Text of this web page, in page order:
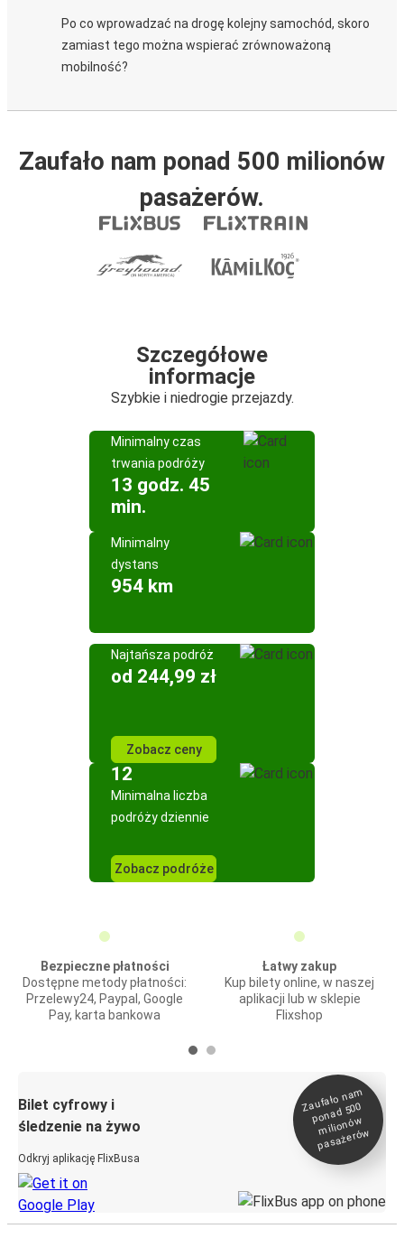
Po co wprowadzać na drogę kolejny samochód, skoro
zamiast tego można wspierać zrównoważoną
mobilność?
Zaufało nam ponad 500 milionów
pasażerów.
Szczegółowe
informacje
Szybkie i niedrogie przejazdy.
Minimalny czas
trwania podróży
13 godz. 45
min.
Minimalny
dystans
954 km
Najtańsza podróż
od 244,99 zł
Zobacz ceny
12
Minimalna liczba
podróży dziennie
Zobacz podróże
Bezpieczne płatności
Dostępne metody płatności:
Przelewy24, Paypal, Google
Pay, karta bankowa
Łatwy zakup
Kup bilety online, w naszej
aplikacji lub w sklepie
Flixshop
Bilet cyfrowy i
śledzenie na żywo
Odkryj aplikację FlixBusa
Zaufało na
m
ponad 500
milionó
w
pasażeró
w